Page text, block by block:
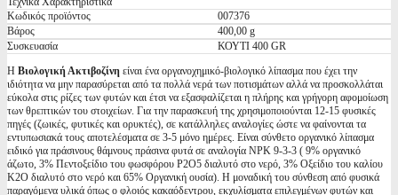
Κωδικός προϊόντος
007376
Βάρος
400,00 g
Συσκευασία
ΚΟΥΤΙ 400 GR
Η Βιολογική Ακτιβοζίνη είναι ένα οργανοχημικό-βιολογικό λίπασμα που έχει την
ιδιότητα να μην παρασύρεται από τα πολλά νερά των ποτισμάτων αλλά να προσκολλάται
εύκολα στις ρίζες των φυτών και έτσι να εξασφαλίζεται η πλήρης και γρήγορη αφομοίωση
των θρεπτικών του στοιχείων. Για την παρασκευή της χρησιμοποιούνται 12-15 φυσικές
πηγές (ζωικές, φυτικές και ορυκτές), σε κατάλληλες αναλογίες ώστε να φαίνονται τα
εντυπωσιακά τους αποτελέσματα σε 3-5 μόνο ημέρες. Είναι σύνθετο οργανικό λίπασμα
ειδικό για πράσινους θάμνους πράσινα φυτά σε αναλογία NPK 9-3-3 ( 9% οργανικό
άζωτο, 3% Πεντοξείδιο του φωσφόρου P2O5 διαλυτό στο νερό, 3% Οξείδιο του καλίου
Κ2Ο διαλυτό στο νερό και 65% Οργανική ουσία). Η μοναδική του σύνθεση από φυσικά
παραγόμενα υλικά όπως ο φλοιός κακαόδεντρου, εκχυλίσματα επιλεγμένων φυτών και